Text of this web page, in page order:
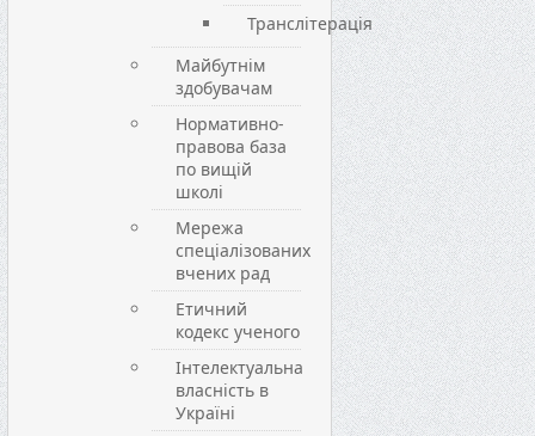
Транслітерація
Майбутнім
здобувачам
Нормативно-
правова база
по вищій
школі
Мережа
спеціалізованих
вчених рад
Етичний
кодекс ученого
Інтелектуальна
власність в
Україні